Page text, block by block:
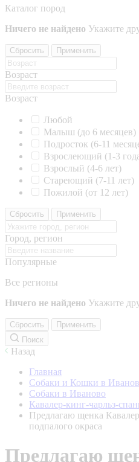
Каталог пород
Ничего не найдено Укажите
Сбросить Применить
Возраст
Возраст
Любой
Малыш (до 6 месяцев)
Подросток (6-11
Взрослеющий (1-3
Взрослый (4-6 лет)
Стареющий (7-11 лет)
Пожилой (от 12 лет)
Сбросить Применить
Город, регион
Популярные
Все регионы
Ничего не найдено Укажите
Сбросить
Применить
Поиск
Назад
Главная
Собаки и Кошки в
Собаки в Иваново
Кавалер-кинг-чарльз-
Предлагаю щенка
подпалого окраса
Предлагаю